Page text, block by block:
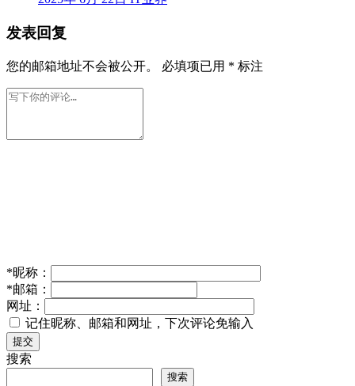
发表回复
您的邮箱地址不会被公开。 必填项已用 * 标注
*昵称：
*邮箱：
网址：
记住昵称、邮箱和网址，下次评论免输入
提交
搜索
搜索